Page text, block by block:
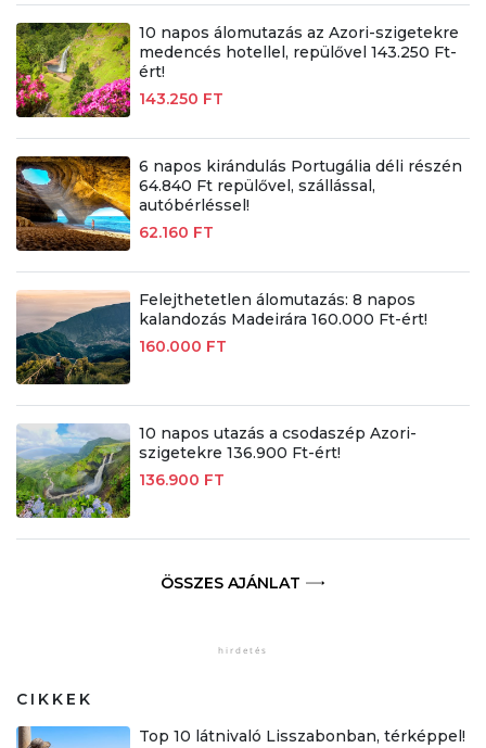
10 napos álomutazás az Azori-szigetekre
medencés hotellel, repülővel 143.250 Ft-
ért!
143.250 FT
6 napos kirándulás Portugália déli részén
64.840 Ft repülővel, szállással,
autóbérléssel!
62.160 FT
Felejthetetlen álomutazás: 8 napos
kalandozás Madeirára 160.000 Ft-ért!
160.000 FT
10 napos utazás a csodaszép Azori-
szigetekre 136.900 Ft-ért!
136.900 FT
ÖSSZES AJÁNLAT
CIKKEK
Top 10 látnivaló Lisszabonban, térképpel!